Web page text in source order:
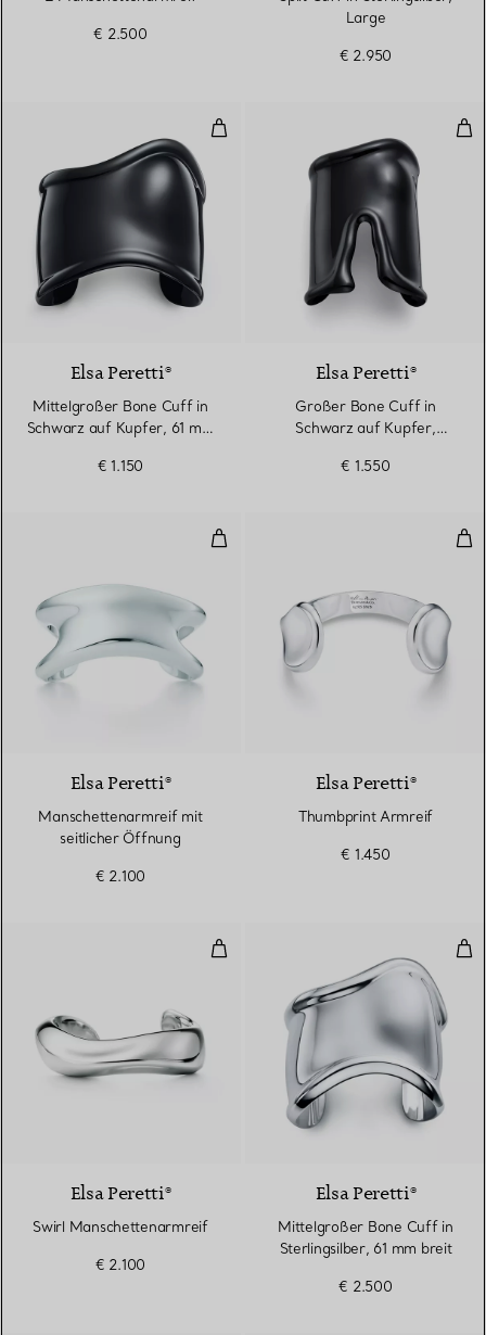
€ 2.500
Large
€ 2.950
Mittelgroßer Bone Cuff in
Elsa Peretti®
Mittelgroßer Bone Cuff in
Schwarz auf Kupfer, 61 mm
€ 1.150
Elsa Peretti®
Großer Bone Cuff in
Schwarz auf Kupfer,
€ 1.550
Manschettenarmreif mit
Elsa Peretti®
Manschettenarmreif mit
seitlicher Öffnung
€ 2.100
Elsa Peretti®
Thumbprint Armreif
€ 1.450
Swirl Manschettenarmreif
Elsa Peretti®
Swirl Manschettenarmreif
€ 2.100
Elsa Peretti®
Mittelgroßer Bone Cuff in
Sterlingsilber, 61 mm breit
€ 2.500